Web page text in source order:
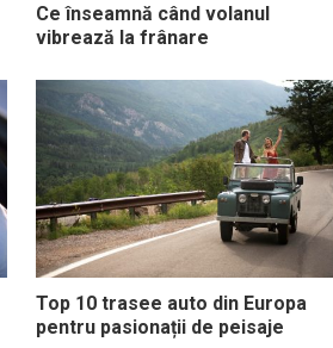
Ce înseamnă când volanul
vibrează la frânare
Top 10 trasee auto din Europa
pentru pasionații de peisaje